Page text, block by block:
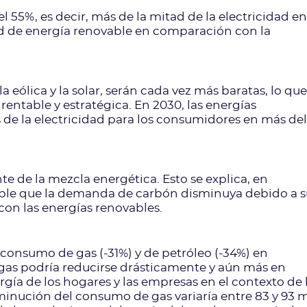
55%, es decir, más de la mitad de la electricidad en
de energía renovable en comparación con la
eólica y la solar, serán cada vez más baratas, lo que
y estratégica. En 2030, las energías
la electricidad para los consumidores en más del
de la mezcla energética. Esto se explica, en
que la demanda de carbón disminuya debido a
las energías renovables.
de gas (-31%) y de petróleo (-34%) en
podría reducirse drásticamente y aún más en
de los hogares y las empresas en el contexto de
del consumo de gas variaría entre 83 y 93